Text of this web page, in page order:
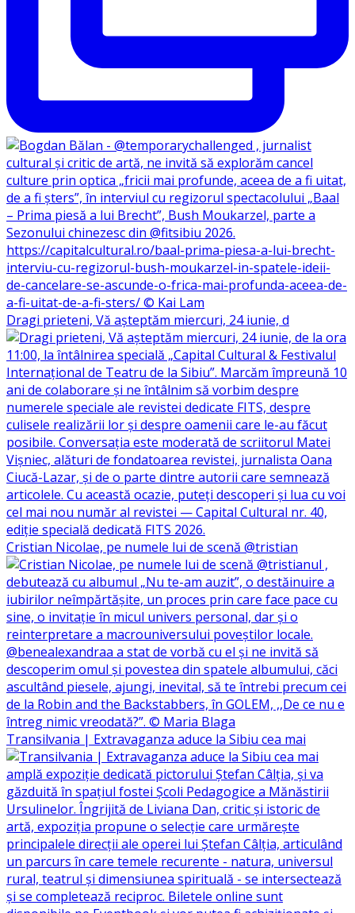
Dragi prieteni, Vă așteptăm miercuri, 24 iunie, d
Cristian Nicolae, pe numele lui de scenă @tristian
Transilvania | Extravaganza aduce la Sibiu cea mai